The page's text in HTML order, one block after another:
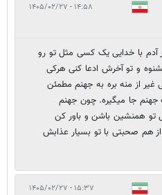
۱۴:۵۸ - ۱۴۰۵/۰۲/۲۷
کن هر آدم با خدایی یک کسی مثل تو رو
و تو آخرش ادعا کنی هرکی
از منه بره به جهنم مطمئن
جا میگیره. چون جهنم
تو همنشین باشن و باور کن
هم صحبتی با تو بسیار عذابش
۱۵:۳۷ - ۱۴۰۵/۰۲/۲۷